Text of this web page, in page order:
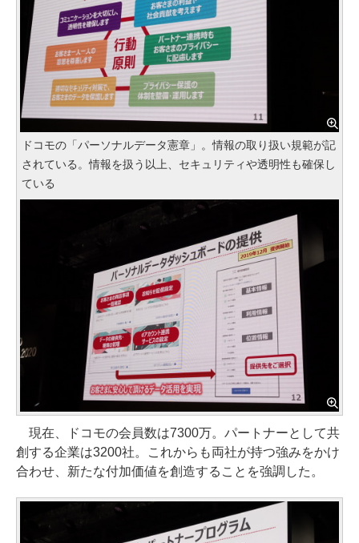
ドコモの「パーソナルデータ憲章」。情報の取り扱い規範が記
されている。情報を扱う以上、セキュリティや透明性も確保し
ている
現在、ドコモの会員数は7300万。パートナーとして共
創する企業は3200社。これからも両社が持つ強みをかけ
合わせ、新たな付加価値を創造することを強調した。